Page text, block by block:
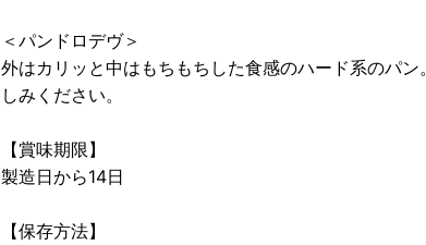
＜パンドロデヴ＞
外はカリッと中はもちもちした食感のハード系のパ
しみください。
【賞味期限】
製造日から14日
【保存方法】